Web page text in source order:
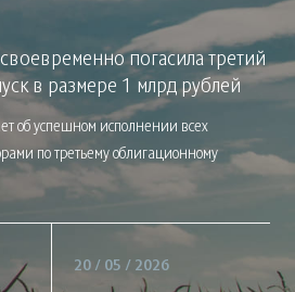
погасила третий
в размере 1 млрд рублей
об успешном исполнении всех
по третьему облигационному
20 / 05 / 2026